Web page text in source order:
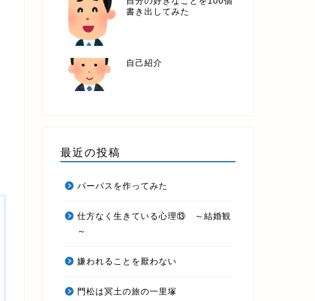
書き出してみた
自己紹介
最近の投稿
パーパスを作ってみた
仕方なく生きている心理⑬ ～結婚観
～
嫌われることを厭わない
門松は冥土の旅の一里塚